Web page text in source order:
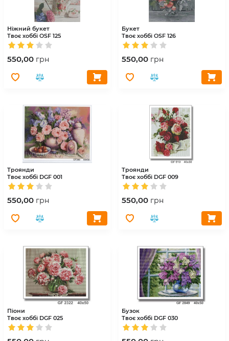
Ніжний букет
Твоє хоббі OSF 125
550,00 грн
Букет
Твоє хоббі OSF 126
550,00 грн
Троянди
Твоє хоббі DGF 001
550,00 грн
Троянди
Твоє хоббі DGF 009
550,00 грн
Піони
Твоє хоббі DGF 025
Бузок
Твоє хоббі DGF 030